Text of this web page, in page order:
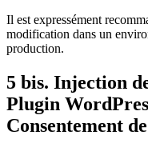
Il est expressément
modification dans un
production.
5 bis. Injection
Plugin
Consentement